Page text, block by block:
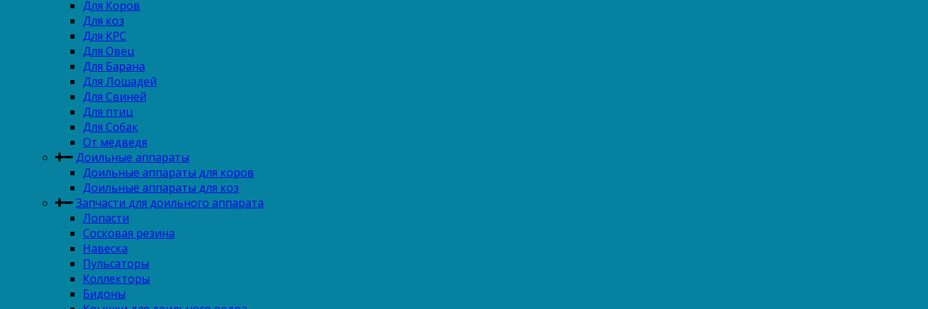
Для Коров
Для коз
Для КРС
Для Овец
Для Барана
Для Лошадей
Для Свиней
Для птиц
Для Собак
От медведя
Доильные аппараты
Доильные аппараты для коров
Доильные аппараты для коз
Запчасти для доильного аппарата
Лопасти
Сосковая резина
Навеска
Пульсаторы
Коллекторы
Бидоны